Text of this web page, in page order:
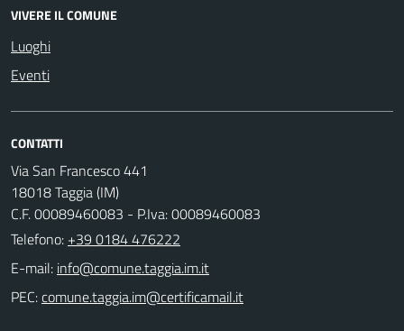
VIVERE IL COMUNE
Luoghi
Eventi
CONTATTI
Via San Francesco 441
18018 Taggia (IM)
C.F. 00089460083 - P.Iva: 00089460083
Telefono: +39 0184 476222
E-mail:
PEC: